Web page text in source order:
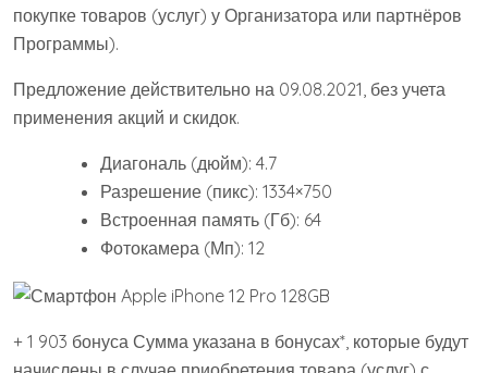
покупке товаров (услуг) у Организатора или партнёров
Программы).
Предложение действительно на 09.08.2021, без учета
применения акций и скидок.
Диагональ (дюйм): 4.7
Разрешение (пикс): 1334×750
Встроенная память (Гб): 64
Фотокамера (Мп): 12
+ 1 903 бонуса Сумма указана в бонусах*, которые будут